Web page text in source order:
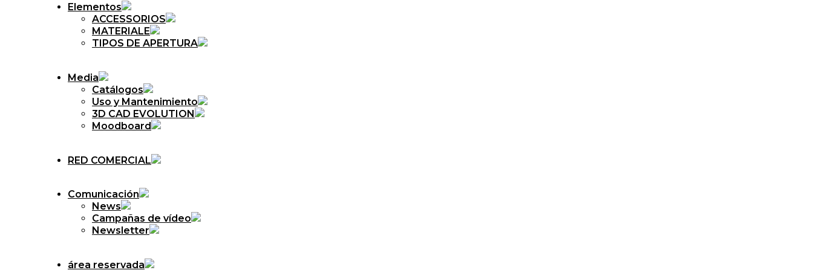
Elementos
ACCESSORIOS
MATERIALE
TIPOS DE APERTURA
Media
Catálogos
Uso y Mantenimiento
3D CAD EVOLUTION
Moodboard
RED COMERCIAL
Comunicación
News
Campañas de vídeo
Newsletter
área reservada